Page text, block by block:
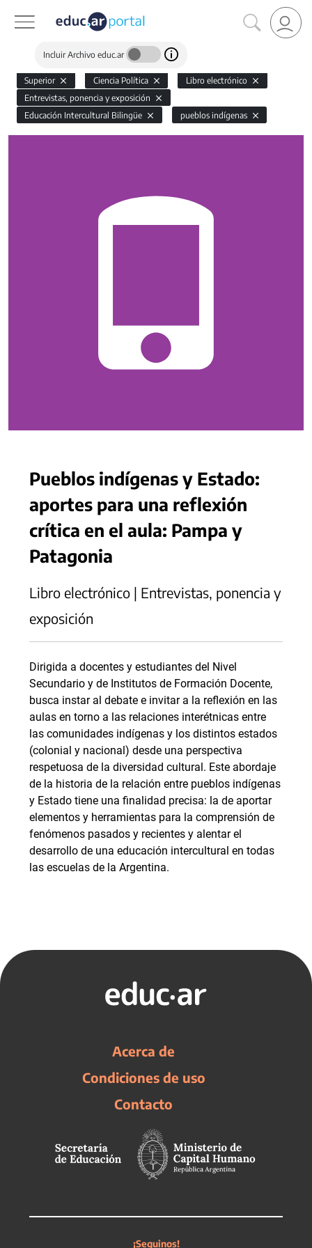
Incluir Archivo educ.ar
Superior Ciencia Política
Libro electrónico
Entrevistas, ponencia y exposición
Educación Intercultural Bilingüe
pueblos indígenas
Pueblos indígenas y Estado:
aportes para una reflexión
crítica en el aula: Pampa y
Patagonia
Libro electrónico | Entrevistas, ponencia y
exposición
Dirigida a docentes y estudiantes del Nivel
Secundario y de Institutos de Formación Docente,
busca instar al debate e invitar a la reflexión en las
aulas en torno a las relaciones interétnicas entre
las comunidades indígenas y los distintos estados
(colonial y nacional) desde una perspectiva
respetuosa de la diversidad cultural. Este abordaje
de la historia de la relación entre pueblos indígenas
y Estado tiene una finalidad precisa: la de aportar
elementos y herramientas para la comprensión de
fenómenos pasados y recientes y alentar el
desarrollo de una educación intercultural en todas
las escuelas de la Argentina.
Acerca de
Condiciones de uso
Contacto
¡Seguinos!